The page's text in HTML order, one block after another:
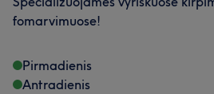
fomarvimuose!
Pirmadienis
Antradienis